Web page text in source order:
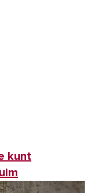
kunt